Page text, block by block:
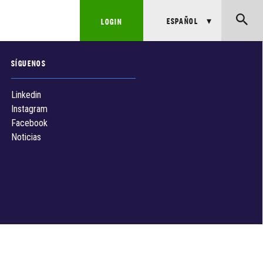
ESPAÑOL
LOGIN
SÍGUENOS
Linkedin
Instagram
Facebook
Noticias